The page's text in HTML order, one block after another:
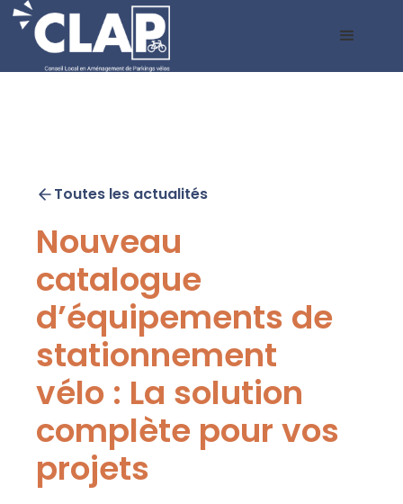
Toutes les actualités
Nouveau
catalogue
d’équipements de
stationnement
vélo : La solution
complète pour vos
projets